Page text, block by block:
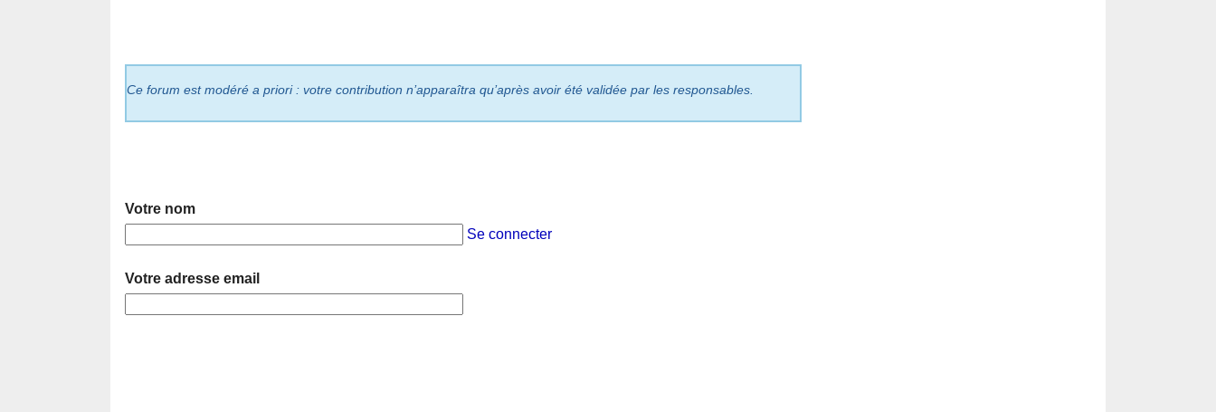
Ce forum est modéré a priori : votre contribution n’apparaîtra qu’après avoir été validée par les responsables.
Votre nom
Se connecter
Votre adresse email